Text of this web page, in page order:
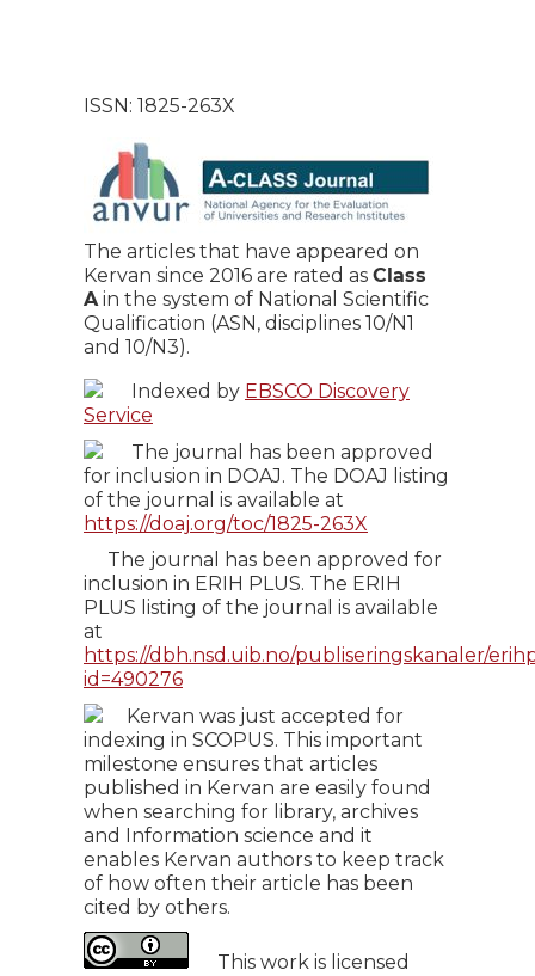
ISSN: 1825-263X
The articles that have appeared on
Kervan since 2016 are rated as Class
Ain the system of National Scientific
Qualification (ASN, disciplines 10/N1
and 10/N3).
Indexed by EBSCO Discovery
Service
The journal has been approved
for inclusion in DOAJ. The DOAJ listing
of the journal is available at
https://doaj.org/toc/1825-263X
The journal has been approved for
inclusion in ERIH PLUS. The ERIH
PLUS listing of the journal is available
at
https://dbh.nsd.uib.no/publiseringskanaler/
id=490276
Kervan was just accepted for
indexing in SCOPUS. This important
milestone ensures that articles
published in Kervan are easily found
when searching for library, archives
and Information science and it
enables Kervan authors to keep track
of how often their article has been
cited by others.
This work is licensed